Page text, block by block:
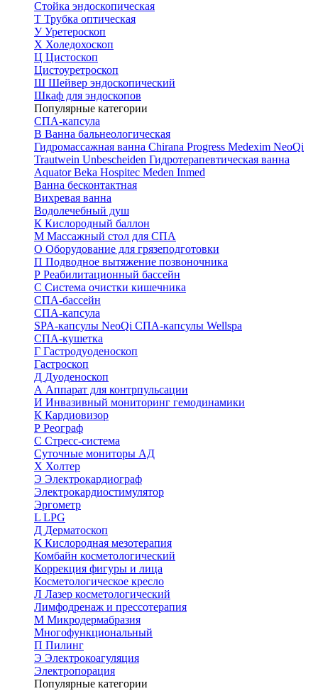
Стойка эндоскопическая
Т Трубка оптическая
УУретероскоп
Х Холедохоскоп
Ц Цистоскоп
Цистоуретроскоп
Ш Шейвер эндоскопический
Шкаф для эндоскопов
Популярные категории
СПА-капсула
В Ванна бальнеологическая
Гидромассажная ванна Chirana Progress Medexim NeoQi
Trautwein Unbescheiden Гидротерапевтическая ванна
AquatorBeka Hospitec Meden Inmed
Ванна бесконтактная
Вихревая ванна
Водолечебный душ
К Кислородный баллон
М Массажный стол для СПА
О Оборудование для грязеподготовки
П Подводное вытяжение позвоночника
Р Реабилитационный бассейн
С Система очистки кишечника
СПА-бассейн
СПА-капсула
SPA-капсулы NeoQi СПА-капсулы Wellspa
СПА-кушетка
Г Гастродуоденоскоп
Гастроскоп
Д Дуоденоскоп
А Аппарат для контрпульсации
И Инвазивный мониторинг гемодинамики
К Кардиовизор
Р Реограф
С Стресс-система
Суточные мониторы АД
Х Холтер
Э Электрокардиограф
Электрокардиостимулятор
Эргометр
L LPG
Д Дерматоскоп
К Кислородная мезотерапия
Комбайн косметологический
Коррекция фигуры и лица
Косметологическое кресло
Л Лазер косметологический
Лимфодренаж и прессотерапия
М Микродермабразия
Многофункциональный
П Пилинг
Э Электрокоагуляция
Электропорация
Популярные категории